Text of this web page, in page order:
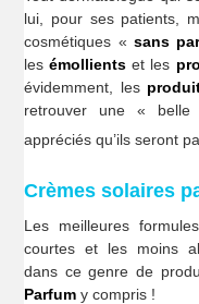
lui, pour ses patients,
cosmétiques « sans
lesémollients et les
évidemment, les
retrouver une « belle
appréciés qu’ils seront
Crèmes solaires
Les meilleures
courtes et les moins
dans ce genre de
Parfum y compris !